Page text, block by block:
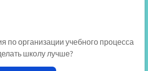
по организации учебного процесса
школу лучше?